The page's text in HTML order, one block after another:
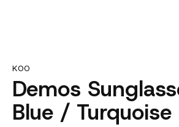
KOO
Demos
Blue / Turquoise